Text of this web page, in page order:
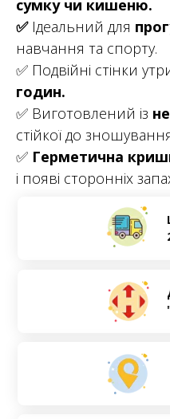
сумку чи кишеню.
✅ Ідеальний для
навчання та спорту.
✅ Подвійні стінки
годин.
✅ Виготовлений із
стійкої до
✅ Герметична
і появі сторонніх